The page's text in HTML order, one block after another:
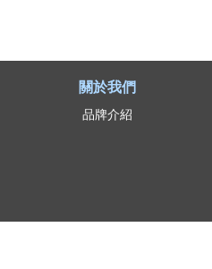
關於我們
品牌介紹